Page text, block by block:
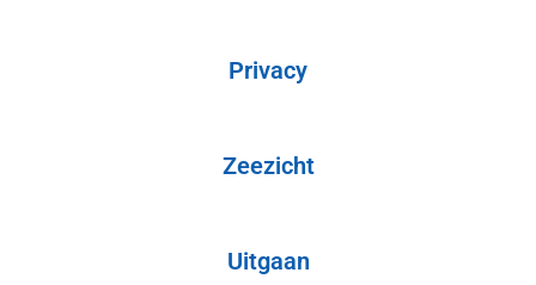
Privacy
Zeezicht
Uitgaan